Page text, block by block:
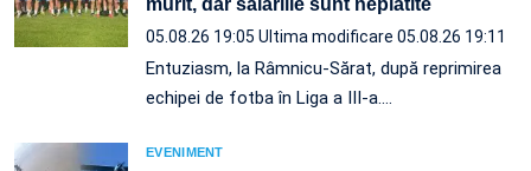
05.08.26 19:05 Ultima modificare 05.08.26 19:11
Entuziasm, la Râmnicu-Sărat, după reprimirea
echipei de fotba în Liga a III-a.…
EVENIMENT